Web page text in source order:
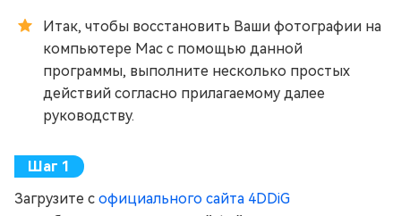
Итак, чтобы восстановить Ваши фотографии на
компьютере Mac с помощью данной
программы, выполните несколько простых
действий согласно прилагаемому далее
руководству.
Загрузите с официального сайта 4DDiG